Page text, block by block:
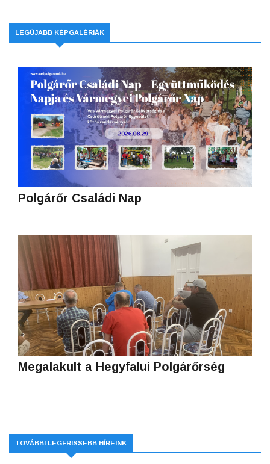
LEGÚJABB KÉPGALÉRIÁK
Polgárőr Családi Nap
Megalakult a Hegyfalui Polgárőrség
TOVÁBBI LEGFRISSEBB HÍREINK